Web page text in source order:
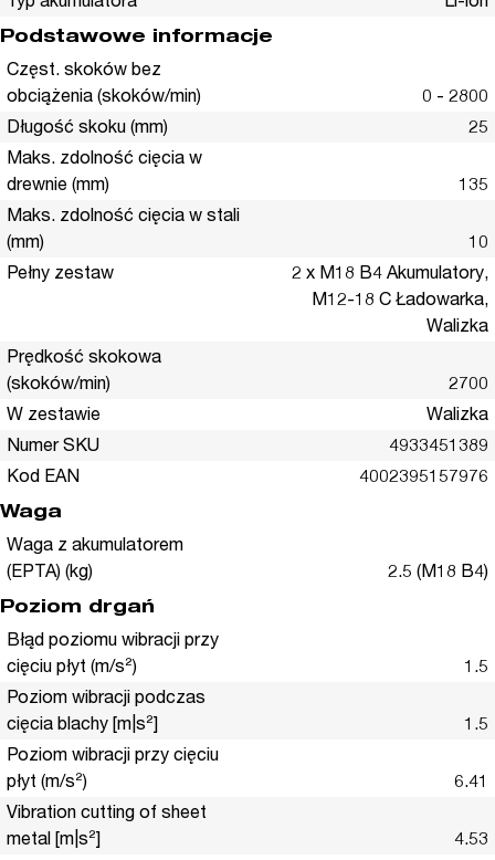
Typ akumulatora
Li-ion
Podstawowe informacje
Częst. skoków bez
obciążenia (skoków/min)
0 - 2800
Długość skoku (mm)
25
Maks. zdolność cięcia w
drewnie (mm)
135
Maks. zdolność cięcia w stali
(mm)
10
Pełny zestaw
2 x M18 B4 Akumulatory,
M12-18 C Ładowarka,
Walizka
Prędkość skokowa
(skoków/min)
2700
W zestawie
Walizka
Numer SKU
4933451389
Kod EAN
4002395157976
Waga
Waga z akumulatorem
(EPTA) (kg)
2.5 (M18 B4)
Poziom drgań
Błąd poziomu wibracji przy
cięciu płyt (m/s²)
1.5
Poziom wibracji podczas
cięcia blachy [m|s²]
1.5
Poziom wibracji przy cięciu
płyt (m/s²)
6.41
Vibration cutting of sheet
metal [m|s²]
4.53